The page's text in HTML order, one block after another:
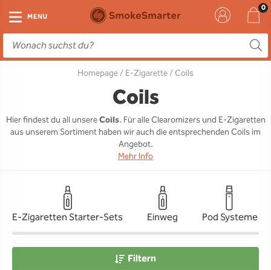
MENU E-Zigarette
E-Zigaretten Starter-Sets
Clearomizer
Coils
Einweg
Einweg Vape
Liquids
E-Liquid
Base
Zubehör
Clearomizer
Driptips
Akkus
Ersatzgläser
DIY
Aromen
Wick & Coils
Liquid Flaschen
Homepage/E-Zigarette/ Coils
Coils
Hier findest du all unsereCoils. Für alle Clearomizers und E-Zigaretten
aus unserem Sortiment haben wir auch die entsprechenden Coils im
Angebot.
Mehr Info
E-Zigaretten Starter-Sets Einweg Pod Systeme
Filtern